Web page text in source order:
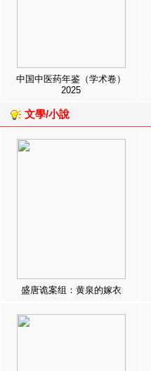
中国中医药年鉴（学术卷）
2025
文學/小說
盛唐诡案组：黄泉的嫁衣